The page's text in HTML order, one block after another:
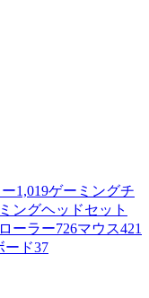
1,019ゲーミングチ
ングヘッドセット
ーラー726マウス421
ード37